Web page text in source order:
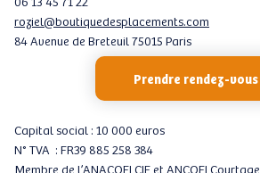
roziel@boutiquedesplacements.com
84 Avenue de Breteuil 75015 Paris
Prendre rendez-vous
Capital social : 10 000 euros
N° TVA : FR39 885 258 384
Membre de l’ANACOFI CIF et ANCOFI Courtage